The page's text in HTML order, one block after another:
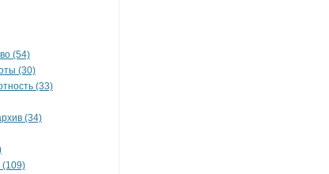
(54)
(30)
(33)
(34)
(109)